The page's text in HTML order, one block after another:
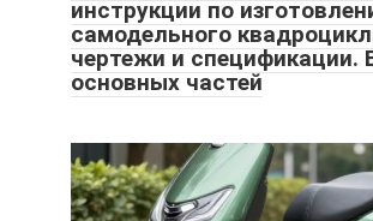
инструкции по
самодельного
чертежи и спецификации.
основных частей